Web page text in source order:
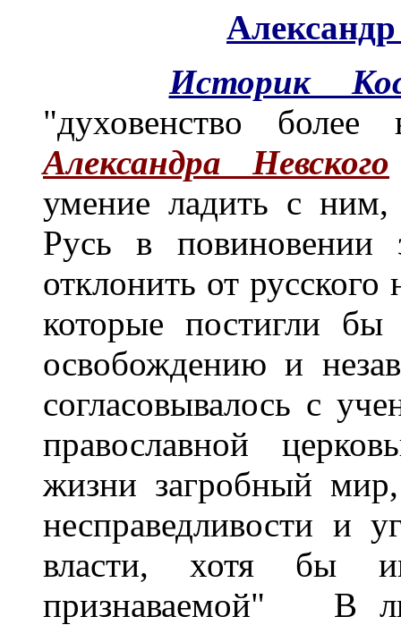
Историк
"духовенство
Александра Невского
умение ладить с ним,
Русь в повиновении
отклонить от русского
которые постигли
освобождению и
согласовывалось с
православной
жизни загробный мир,
несправедливости и
власти, хотя бы
признаваемой" В